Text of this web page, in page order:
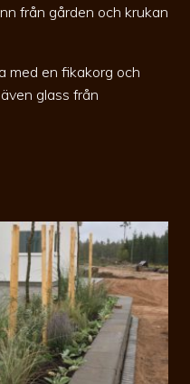
från gården och krukan
med en fikakorg och
glass från